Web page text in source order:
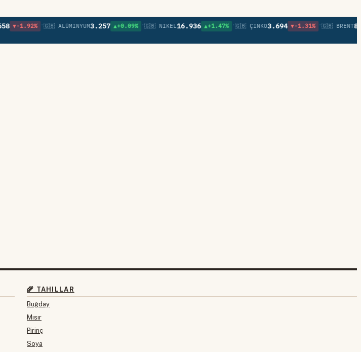
▼-1.92% •🇬🇧 ALÜMINYUM3.257 ▲+0.09% •🇬🇧 NIKEL16.936 ▲+1.47% •🇬🇧 ÇINKO3.694 ▼-1.31% •🇬🇧 BRENT
🌾 TAHILLAR
Buğday
Mısır
Pirinç
Soya